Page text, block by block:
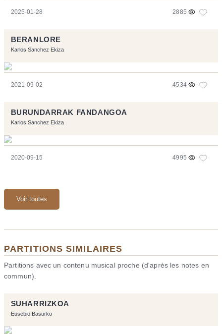
2025-01-28 2885
BERANLORE
Karlos Sanchez Ekiza
2021-09-02 4534
BURUNDARRAK FANDANGOA
Karlos Sanchez Ekiza
2020-09-15 4995
Voir toutes
PARTITIONS SIMILAIRES
Partitions avec un contenu musical proche (d'après les notes en
commun).
SUHARRIZKOA
Eusebio Basurko